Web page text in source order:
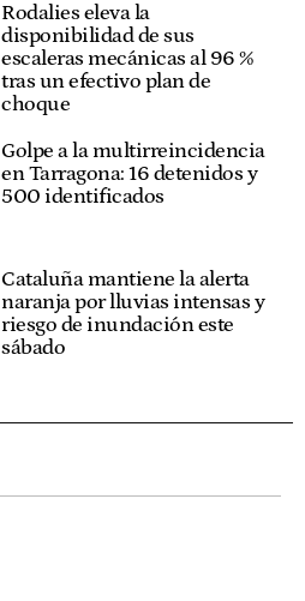
Rodalies eleva la
disponibilidad de sus
escaleras mecánicas al 96 %
tras un efectivo plan de
choque
Golpe a la multirreincidencia
en Tarragona: 16 detenidos y
500 identificados
Cataluña mantiene la alerta
naranja por lluvias intensas y
riesgo de inundación este
sábado